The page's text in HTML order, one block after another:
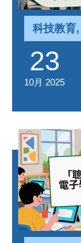
科技教育
23
10月 2025